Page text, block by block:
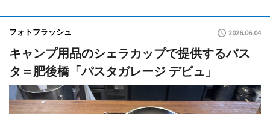
フォトフラッシュ 2026.06.04
キャンプ用品のシェラカップで提供するパス
タ＝肥後橋「パスタガレージ デビュ」